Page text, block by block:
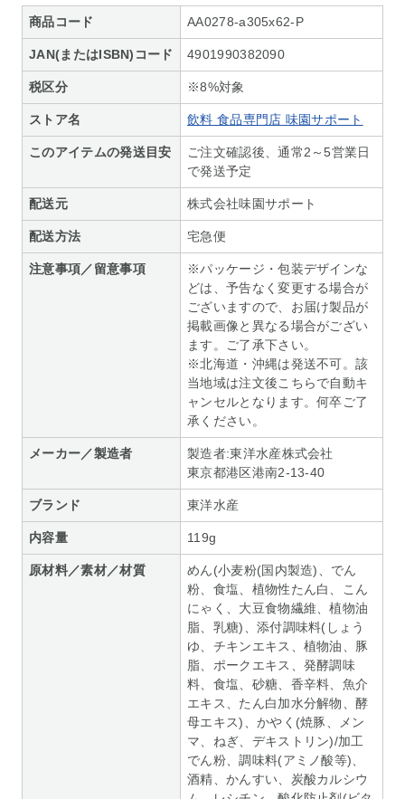
商品コード AA0278-a305x62-P
JAN(またはISBN)コード 4901990382090
税区分 ※8%対象
ストア名 飲料 食品専門店 味園サポート
このアイテムの発送目安
ご注文確認後、通常2～5営業日
で発送予定
配送元 株式会社味園サポート
配送方法 宅急便
注意事項／留意事項
※パッケージ・包装デザインな
どは、予告なく変更する場合が
ございますので、お届け製品が
掲載画像と異なる場合がござい
ます。ご了承下さい。
※北海道・沖縄は発送不可。該
当地域は注文後こちらで自動キ
ャンセルとなります。何卒ご了
承ください。
メーカー／製造者
製造者:東洋水産株式会社
東京都港区港南2-13-40
ブランド 東洋水産
内容量 119g
原材料／素材／材質
めん(小麦粉(国内製造)、でん
粉、食塩、植物性たん白、こん
にゃく、大豆食物繊維、植物油
脂、乳糖)、添付調味料(しょう
ゆ、チキンエキス、植物油、豚
脂、ポークエキス、発酵調味
料、食塩、砂糖、香辛料、魚介
エキス、たん白加水分解物、酵
母エキス)、かやく(焼豚、メン
マ、ねぎ、デキストリン)/加工
でん粉、調味料(アミノ酸等)、
酒精、かんすい、炭酸カルシウ